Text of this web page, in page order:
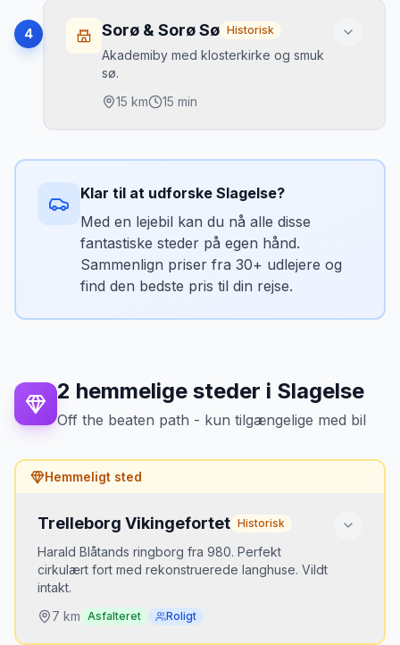
• 200 beboere
Ingen turisme
Ægte ø-liv
4 Sorø & Sorø Sø Historisk
Akademiby med klosterkirke og smuk
sø.
15 km 15 min
Klosterkirken
•Vandring rundt om søen
Klar til at udforske Slagelse?
Med en lejebil kan du nå alle disse
fantastiske steder på egen hånd.
Sammenlign priser fra 30+ udlejere og
find den bedste pris til din rejse.
2 hemmelige steder i Slagelse
Off the beaten path - kun tilgængelige med bil
Hemmeligt sted
Trelleborg Vikingefortet Historisk
Harald Blåtands ringborg fra 980. Perfekt
cirkulært fort med rekonstruerede langhuse. Vildt
intakt.
7 km Asfalteret Roligt